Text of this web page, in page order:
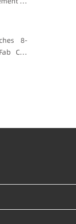
8-
CIM